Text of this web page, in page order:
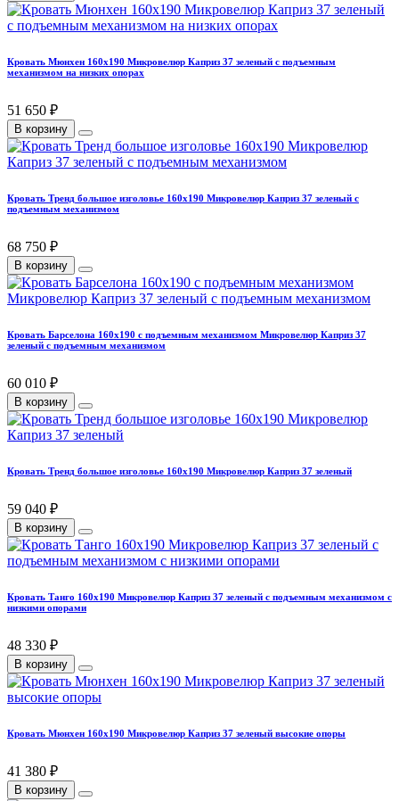
Кровать Мюнхен 160х190 Микровелюр Каприз 37 зеленый с подъемным
механизмом на низких опорах
51 650 ₽
В корзину
Кровать Тренд большое изголовье 160х190 Микровелюр Каприз 37 зеленый с
подъемным механизмом
68 750 ₽
В корзину
Кровать Барселона 160х190 с подъемным механизмом Микровелюр Каприз 37
зеленый с подъемным механизмом
60 010 ₽
В корзину
Кровать Тренд большое изголовье 160х190 Микровелюр Каприз 37 зеленый
59 040 ₽
В корзину
Кровать Танго 160х190 Микровелюр Каприз 37 зеленый с подъемным механизмом с
низкими опорами
48 330 ₽
В корзину
Кровать Мюнхен 160х190 Микровелюр Каприз 37 зеленый высокие опоры
41 380 ₽
В корзину